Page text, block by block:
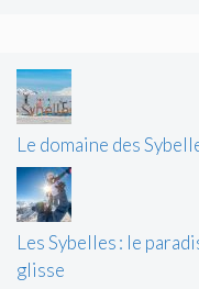
Le domaine des
Les Sybelles : le
glisse